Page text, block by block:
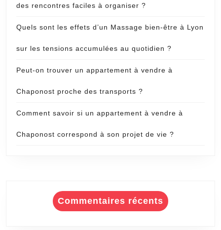
des rencontres faciles à organiser ?
Quels sont les effets d’un Massage bien-être à Lyon
sur les tensions accumulées au quotidien ?
Peut-on trouver un appartement à vendre à
Chaponost proche des transports ?
Comment savoir si un appartement à vendre à
Chaponost correspond à son projet de vie ?
Commentaires récents